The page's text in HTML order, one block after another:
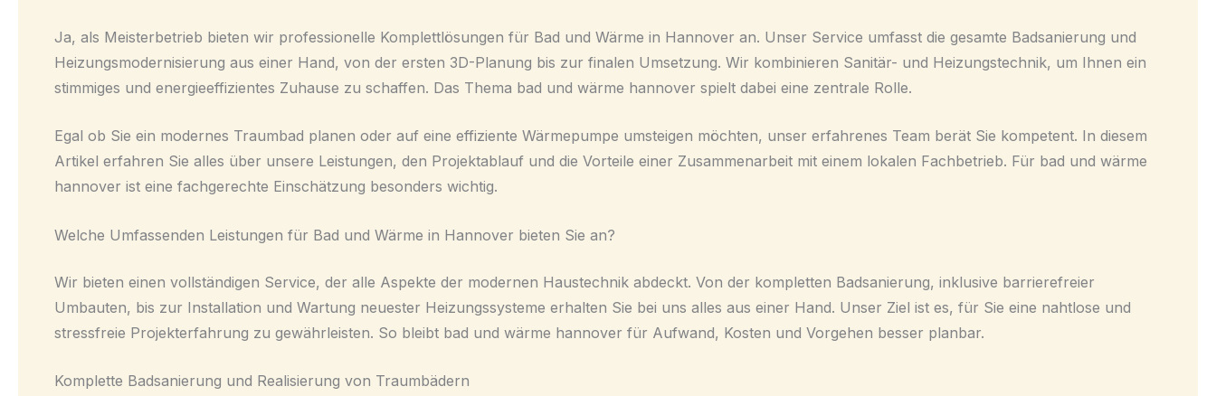
Ja, als Meisterbetrieb bieten wir professionelle Komplettlösungen für Bad und Wärme in Hannover an. Unser Service umfasst die gesamte Badsanierung und
Heizungsmodernisierung aus einer Hand, von der ersten 3D-Planung bis zur finalen Umsetzung. Wir kombinieren Sanitär- und Heizungstechnik, um Ihnen ein
stimmiges und energieeffizientes Zuhause zu schaffen. Das Thema bad und wärme hannover spielt dabei eine zentrale Rolle.
Egal ob Sie ein modernes Traumbad planen oder auf eine effiziente Wärmepumpe umsteigen möchten, unser erfahrenes Team berät Sie kompetent. In diesem
Artikel erfahren Sie alles über unsere Leistungen, den Projektablauf und die Vorteile einer Zusammenarbeit mit einem lokalen Fachbetrieb. Für bad und wärme
hannover ist eine fachgerechte Einschätzung besonders wichtig.
Welche Umfassenden Leistungen für Bad und Wärme in Hannover bieten Sie an?
Wir bieten einen vollständigen Service, der alle Aspekte der modernen Haustechnik abdeckt. Von der kompletten Badsanierung, inklusive barrierefreier
Umbauten, bis zur Installation und Wartung neuester Heizungssysteme erhalten Sie bei uns alles aus einer Hand. Unser Ziel ist es, für Sie eine nahtlose und
stressfreie Projekterfahrung zu gewährleisten. So bleibt bad und wärme hannover für Aufwand, Kosten und Vorgehen besser planbar.
Komplette Badsanierung und Realisierung von Traumbädern